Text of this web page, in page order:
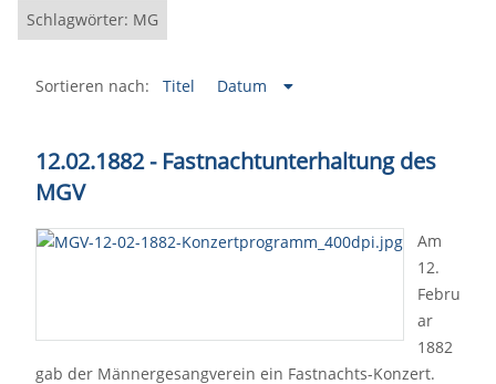
Schlagwörter: MG
Sortieren nach: Titel Datum
12.02.1882 - Fastnachtunterhaltung des
MGV
Am
12.
Febru
ar
1882
gab der Männergesangverein ein Fastnachts-Konzert.